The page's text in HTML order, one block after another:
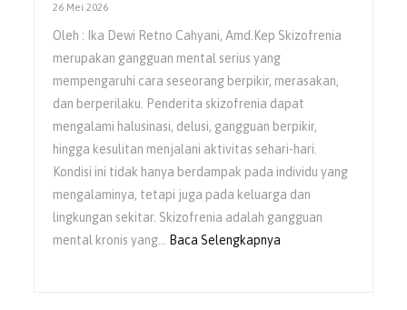
26 Mei 2026
Oleh : Ika Dewi Retno Cahyani, Amd.Kep Skizofrenia
merupakan gangguan mental serius yang
mempengaruhi cara seseorang berpikir, merasakan,
dan berperilaku. Penderita skizofrenia dapat
mengalami halusinasi, delusi, gangguan berpikir,
hingga kesulitan menjalani aktivitas sehari-hari.
Kondisi ini tidak hanya berdampak pada individu yang
mengalaminya, tetapi juga pada keluarga dan
lingkungan sekitar. Skizofrenia adalah gangguan
mental kronis yang…
Baca Selengkapnya